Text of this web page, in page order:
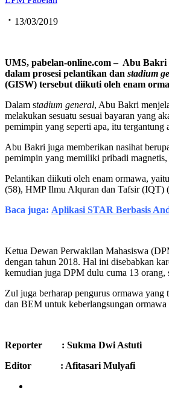
13/03/2019
UMS, pabelan-online.com – Abu
dalam prosesi pelantikan dan stadium
(GISW) tersebut diikuti oleh enam
Dalam stadium general, Abu Bakri
melakukan sesuatu sesuai bayaran yang
pemimpin yang seperti apa, itu tergantung
Abu Bakri juga memberikan nasihat
pemimpin yang memiliki pribadi
Pelantikan diikuti oleh enam ormawa,
(58), HMP Ilmu Alquran dan Tafsir (IQT)
Baca juga: Aplikasi STAR Berbasis
Ketua Dewan Perwakilan Mahasiswa
dengan tahun 2018. Hal ini disebabkan
kemudian juga DPM dulu cuma 13 orang,
Zul juga berharap pengurus ormawa
dan BEM untuk keberlangsungan
Reporter : Sukma Dwi Astuti
Editor : Afitasari Mulyafi